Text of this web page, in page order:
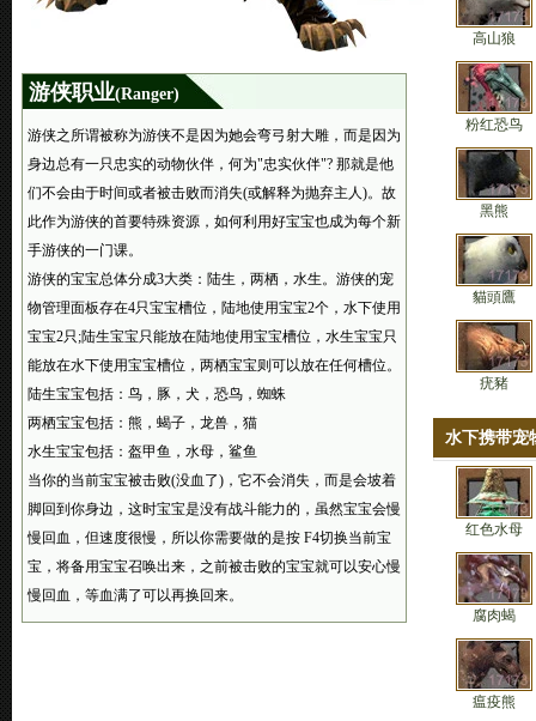
游侠职业(Ranger)
游侠之所谓被称为游侠不是因为她会弯弓射大雕，而是因为
身边总有一只忠实的动物伙伴，何为"忠实伙伴"? 那就是他
们不会由于时间或者被击败而消失(或解释为抛弃主人)。故
此作为游侠的首要特殊资源，如何利用好宝宝也成为每个新
手游侠的一门课。
游侠的宝宝总体分成3大类：陆生，两栖，水生。游侠的宠
物管理面板存在4只宝宝槽位，陆地使用宝宝2个，水下使用
宝宝2只;陆生宝宝只能放在陆地使用宝宝槽位，水生宝宝只
能放在水下使用宝宝槽位，两栖宝宝则可以放在任何槽位。
陆生宝宝包括：鸟，豚，犬，恐鸟，蜘蛛
两栖宝宝包括：熊，蝎子，龙兽，猫
水生宝宝包括：盔甲鱼，水母，鲨鱼
当你的当前宝宝被击败(没血了)，它不会消失，而是会坡着
脚回到你身边，这时宝宝是没有战斗能力的，虽然宝宝会慢
慢回血，但速度很慢，所以你需要做的是按 F4切换当前宝
宝，将备用宝宝召唤出来，之前被击败的宝宝就可以安心慢
慢回血，等血满了可以再换回来。
高山狼
粉红恐鸟
黑熊
貓頭鷹
疣豬
水下携带宠
红色水母
腐肉蝎
瘟疫熊